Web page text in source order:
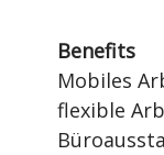
Benefits
Mobiles
flexible